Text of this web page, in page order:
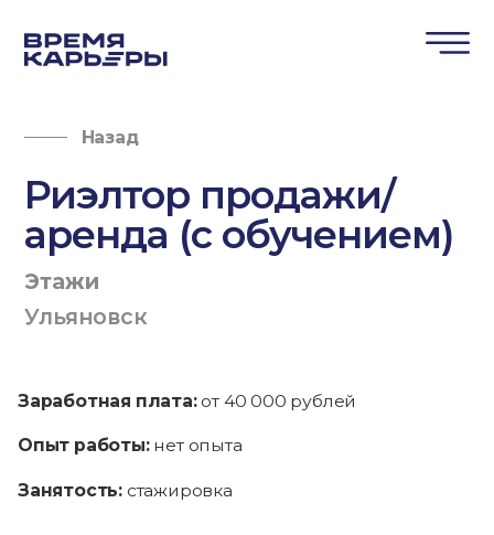
Назад
Риэлтор продажи/
аренда (с обучением)
Этажи
Ульяновск
Заработная плата:от 40 000 рублей
Опыт работы:нет опыта
Занятость: стажировка